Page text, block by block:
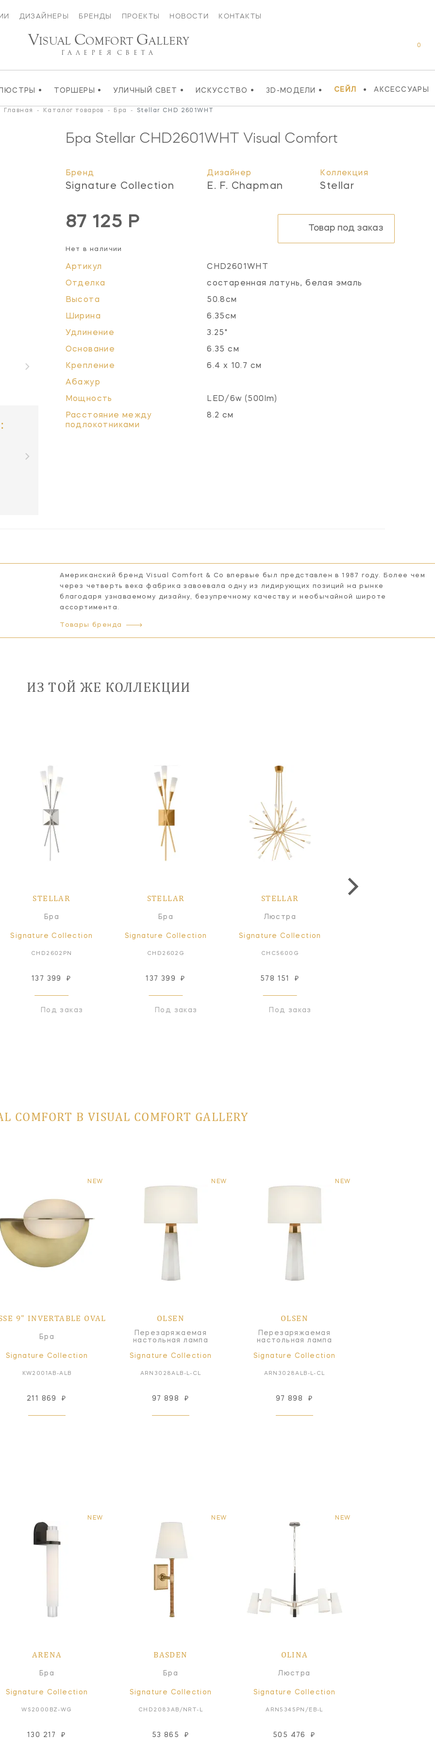
ДИЗАЙНЕРЫ БРЕНДЫ ПРОЕКТЫ НОВОСТИ КОНТАКТЫ
• ТОРШЕРЫ • УЛИЧНЫЙ СВЕТ • ИСКУССТВО • 3D-МОДЕЛИ • СЕЙЛ • АКСЕССУАРЫ
0
VISUAL COMFORT GALLERY
ГАЛЕРЕЯ СВЕТА
Главная - Каталог товаров - Бра - Stellar CHD 2601WHT
Бра Stellar CHD2601WHT Visual Comfort
Бренд
Signature Collection
Дизайнер
E. F. Chapman
Коллекция
Stellar
87 125 Р
Нет в наличии
Товар под заказ
Артикул CHD2601WHT
Отделка состаренная латунь, белая эмаль
Высота 50.8см
Ширина 6.35см
Удлинение 3.25"
Основание 6.35 см
Крепление 6.4 х 10.7 см
Абажур
Мощность LED/6w (500lm)
Расстояние между
подлокотниками
8.2 см
Американский бренд Visual Comfort & Co впервые был представлен в 1987 году. Более чем
через четверть века фабрика завоевала одну из лидирующих позиций на рынке
благодаря узнаваемому дизайну, безупречному качеству и необычайной широте
ассортимента.
Товары бренда
ИЗ ТОЙ ЖЕ КОЛЛЕКЦИИ
STELLAR
Бра
Signature Collection
CHD2602PN
137 399 ₽
Под заказ
STELLAR
Бра
Signature Collection
CHD2602G
137 399 ₽
Под заказ
STELLAR
Люстра
Signature Collection
CHC5600G
578 151 ₽
Под заказ
COMFORT В VISUAL COMFORT GALLERY
NEW
9" INVERTABLE OVAL
Бра
Signature Collection
KW2001AB-ALB
211 869 ₽
NEW
OLSEN
Перезаряжаемая
настольная лампа
Signature Collection
ARN3028ALB-L-CL
97 898 ₽
NEW
OLSEN
Перезаряжаемая
настольная лампа
Signature Collection
ARN3028ALB-L-CL
97 898 ₽
NEW
ARENA
Бра
Signature Collection
WS2000BZ-WG
130 217 ₽
NEW
BASDEN
Бра
Signature Collection
CHD2083AB/NRT-L
53 865 ₽
NEW
OLINA
Люстра
Signature Collection
ARN5345PN/EB-L
505 476 ₽